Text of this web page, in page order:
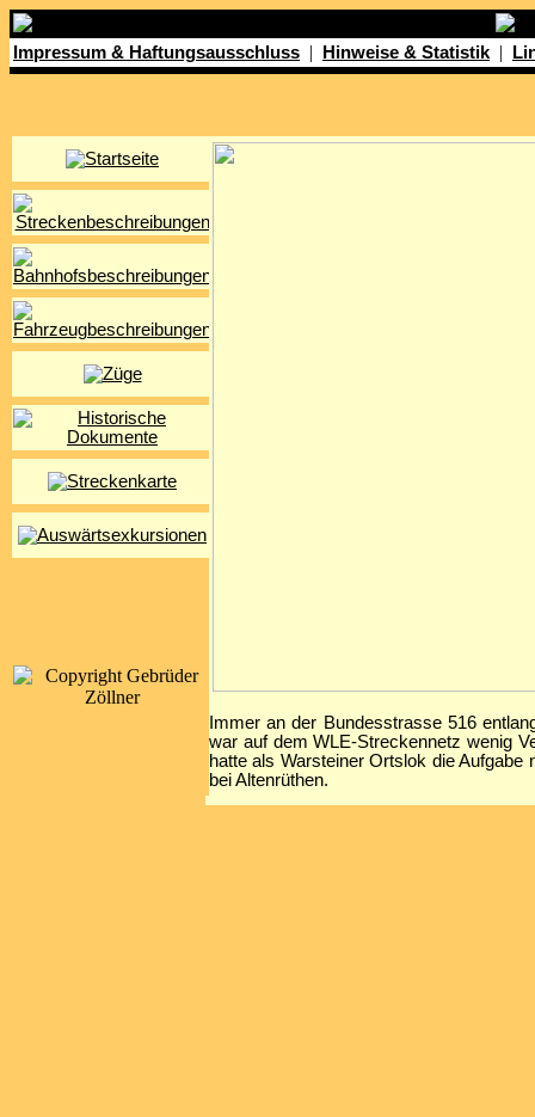
Impressum & Haftungsausschluss | Hinweise & Statistik |
Immer an der Bundesstrasse 516
war auf dem WLE-Streckennetz wenig
hatte als Warsteiner Ortslok die
bei Altenrüthen.